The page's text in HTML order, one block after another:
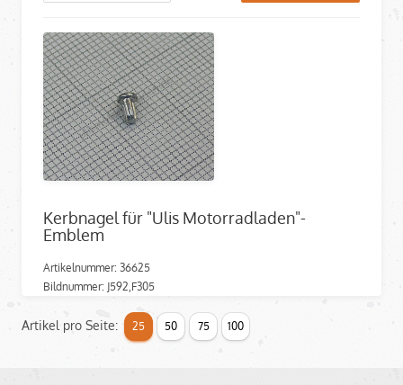
Kerbnagel für "Ulis Motorradladen"-
Emblem
Artikelnummer: 36625
Bildnummer: J592,F305
Artikel pro Seite: 25 50 75 100